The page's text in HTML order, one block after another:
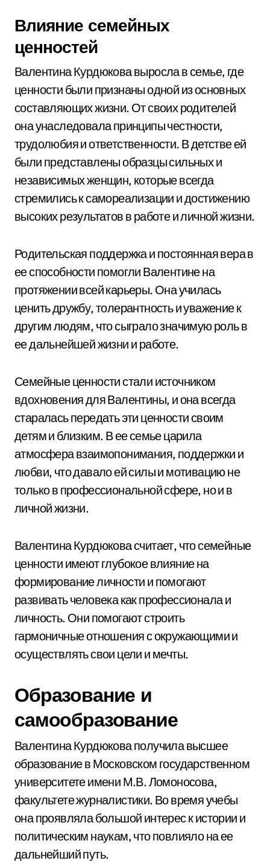
Влияние семейных
ценностей
Валентина Курдюкова выросла в семье, где
ценности были признаны одной из основных
составляющих жизни. От своих родителей
она унаследовала принципы честности,
трудолюбия и ответственности. В детстве ей
были представлены образцы сильных и
независимых женщин, которые всегда
стремились к самореализации и достижению
высоких результатов в работе и личной жизни.
Родительская поддержка и постоянная вера в
ее способности помогли Валентине на
протяжении всей карьеры. Она училась
ценить дружбу, толерантность и уважение к
другим людям, что сыграло значимую роль в
ее дальнейшей жизни и работе.
Семейные ценности стали источником
вдохновения для Валентины, и она всегда
старалась передать эти ценности своим
детям и близким. В ее семье царила
атмосфера взаимопонимания, поддержки и
любви, что давало ей силы и мотивацию не
только в профессиональной сфере, но и в
личной жизни.
Валентина Курдюкова считает, что семейные
ценности имеют глубокое влияние на
формирование личности и помогают
развивать человека как профессионала и
личность. Они помогают строить
гармоничные отношения с окружающими и
осуществлять свои цели и мечты.
Образование и
самообразование
Валентина Курдюкова получила высшее
образование в Московском государственном
университете имени М.В. Ломоносова,
факультете журналистики. Во время учебы
она проявляла большой интерес к истории и
политическим наукам, что повлияло на ее
дальнейший путь.